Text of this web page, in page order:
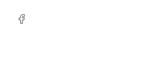
Facebook